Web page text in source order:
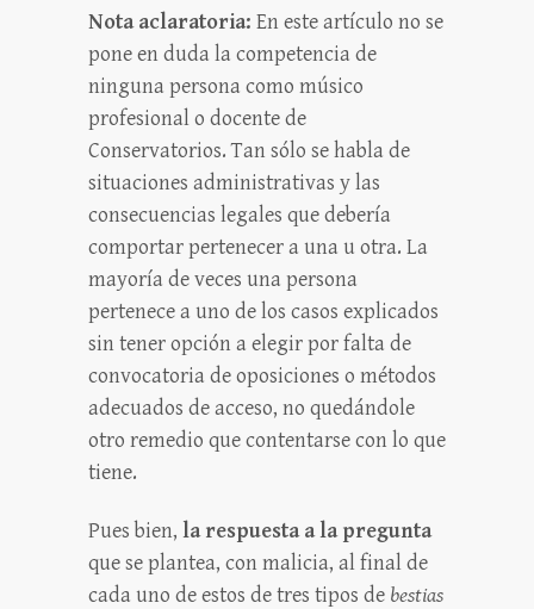
Nota aclaratoria: En este artículo no se
pone en duda la competencia de
ninguna persona como músico
profesional o docente de
Conservatorios. Tan sólo se habla de
situaciones administrativas y las
consecuencias legales que debería
comportar pertenecer a una u otra. La
mayoría de veces una persona
pertenece a uno de los casos explicados
sin tener opción a elegir por falta de
convocatoria de oposiciones o métodos
adecuados de acceso, no quedándole
otro remedio que contentarse con lo que
tiene.
Pues bien, la respuesta a la pregunta
que se plantea, con malicia, al final de
cada uno de estos de tres tipos de bestias